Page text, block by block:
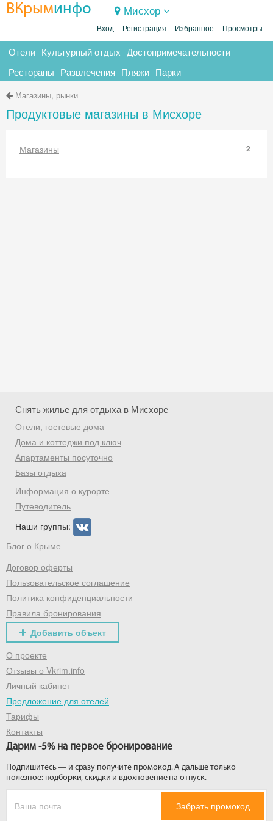
ВКрыминфо Мисхор
Вход Регистрация Избранное Просмотры
Отели Культурный отдых Достопримечательности
Рестораны Развлечения Пляжи Парки
Магазины, рынки
Продуктовые магазины в Мисхоре
Магазины 2
Снять жилье для отдыха в Мисхоре
Отели, гостевые дома
Дома и коттеджи под ключ
Апартаменты посуточно
Базы отдыха
Информация о курорте
Путеводитель
Наши группы:
Блог о Крыме
Договор оферты
Пользовательское соглашение
Политика конфиденциальности
Правила бронирования
Добавить объект
О проекте
Отзывы о Vkrim.info
Личный кабинет
Предложение для отелей
Тарифы
Контакты
Дарим -5% на первое бронирование
Подпишитесь — и сразу получите промокод. А дальше только
полезное: подборки, скидки и вдохновение на отпуск.
Забрать промокод
Скидка −5%
Хочешь дешевле? Оставь почту и получи
промокод на первое бронирование!